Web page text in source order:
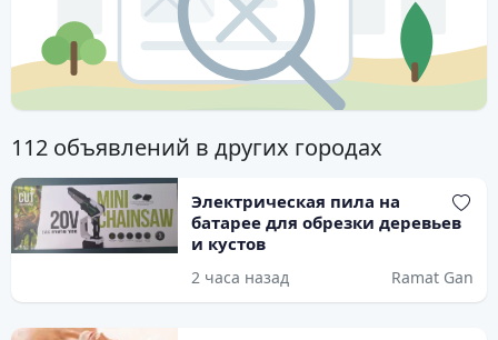
112 объявлений в других городах
Электрическая пила на
батарее для обрезки деревьев
и кустов
2 часа назад Ramat Gan